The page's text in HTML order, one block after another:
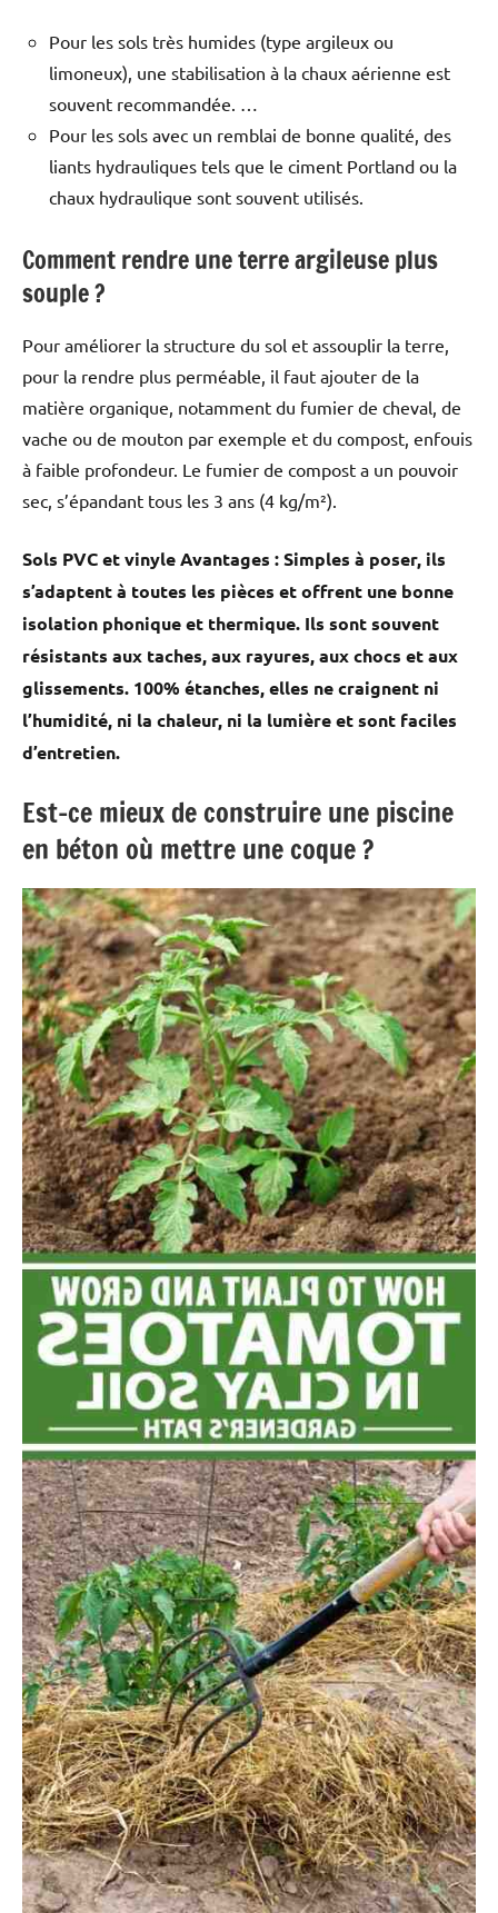
Pour les sols très humides (type argileux ou
limoneux), une stabilisation à la chaux aérienne est
souvent recommandée. …
Pour les sols avec un remblai de bonne qualité, des
liants hydrauliques tels que le ciment Portland ou la
chaux hydraulique sont souvent utilisés.
Comment rendre une terre argileuse plus
souple ?
Pour améliorer la structure du sol et assouplir la terre,
pour la rendre plus perméable, il faut ajouter de la
matière organique, notamment du fumier de cheval, de
vache ou de mouton par exemple et du compost, enfouis
à faible profondeur. Le fumier de compost a un pouvoir
sec, s’épandant tous les 3 ans (4 kg/m²).
Sols PVC et vinyle Avantages : Simples à poser, ils
s’adaptent à toutes les pièces et offrent une bonne
isolation phonique et thermique. Ils sont souvent
résistants aux taches, aux rayures, aux chocs et aux
glissements. 100% étanches, elles ne craignent ni
l’humidité, ni la chaleur, ni la lumière et sont faciles
d’entretien.
Est-ce mieux de construire une piscine
en béton où mettre une coque ?